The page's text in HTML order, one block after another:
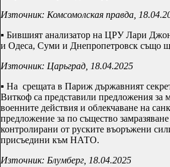
Източник: Комсомолская правда,
▪ Бившият анализатор на ЦРУ Лари
и Одеса, Суми и Днепропетровск също
Източник: Царьград, 18.04.2025
▪ На срещата в Париж държавният
Виткоф са представили предложения за
военните действия и облекчаване на
предложение за по същество
контролирани от руските въоръжени
присъедини към НАТО.
Източник: Блумберг, 18.04.2025